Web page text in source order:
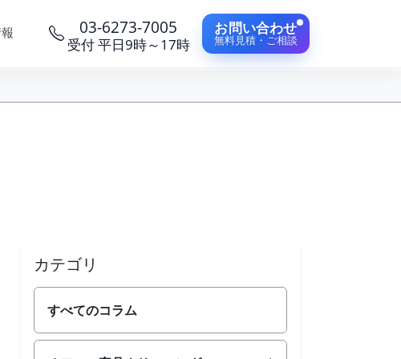
03-6273-7005
受付 平日9時～17時
お問い合わせ
無料見積・ご相談
カテゴリ
すべてのコラム